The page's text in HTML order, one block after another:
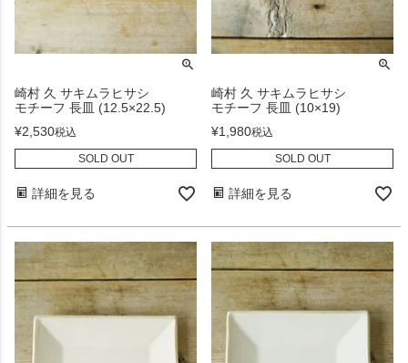
崎村 久 サキムラヒサシ
モチーフ 長皿 (12.5×22.5)
¥2,530税込
SOLD OUT
詳細を見る
崎村 久 サキムラヒサシ
モチーフ 長皿 (10×19)
¥1,980税込
SOLD OUT
詳細を見る